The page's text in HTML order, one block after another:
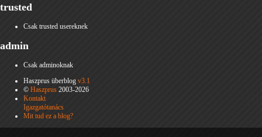
trusted
Csak trusted usereknek
admin
Csak adminoknak
Haszprus überblog v3.1
© Haszprus 2003-2026
Kontakt
Igazgatótanács
Mit tud ez a blog?